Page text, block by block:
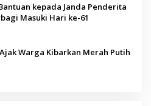
kepada Janda Penderita
Masuki Hari ke-61
Warga Kibarkan Merah Putih